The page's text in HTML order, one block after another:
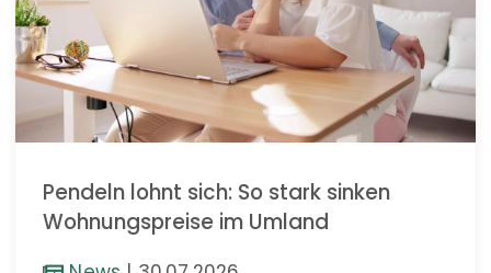
Pendeln lohnt sich: So stark sinken
Wohnungspreise im Umland